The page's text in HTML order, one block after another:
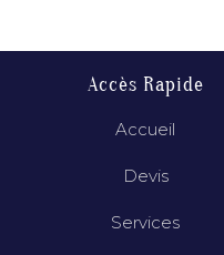
Accès Rapide
Accueil
Devis
Services